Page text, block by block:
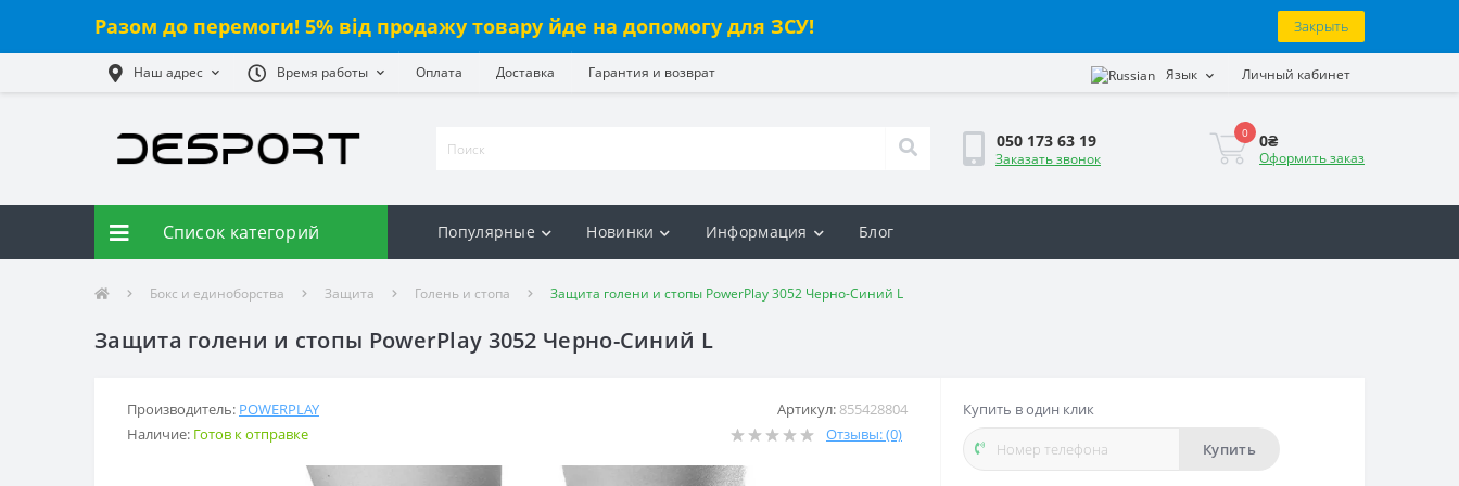
Разом до перемоги! 5% від продажу товару йде на допомогу для ЗСУ! Закрыть
Наш адрес Время работы Оплата Доставка Гарантия и возврат Язык Личный кабинет
050 173 63 19
Заказать звонок
0 0₴
Оформить заказ
Список категорий Популярные Новинки Информация Блог
Бокс и единоборства Защита Голень и стопа Защита голени и стопы PowerPlay 3052 Черно-Синий L
Защита голени и стопы PowerPlay 3052 Черно-Синий L
Производитель: POWERPLAY Артикул: 855428804
Наличие: Готов к отправке Отзывы: (0)
Купить в один клик
Купить